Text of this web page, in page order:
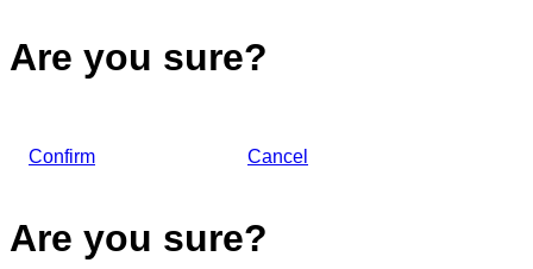
Are you sure?
Confirm Cancel
Are you sure?